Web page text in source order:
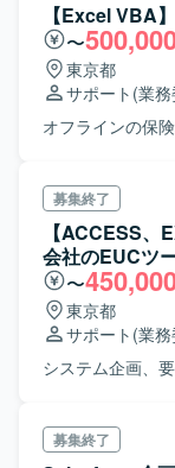
WindowsやLinux
存在する為
象（例とし
資産管理、
当チームは立ち
モート。週1でオ
・立会や調
⇒都内
【Excel VBA
〜
東京都
サポート (業
オフラインの保
募集終了
【ACCESS
会社のEUCツ
〜
東京都
サポート (業
システム企画、
募集終了